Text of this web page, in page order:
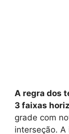
A regra dos
3 faixas
grade com
interseção.